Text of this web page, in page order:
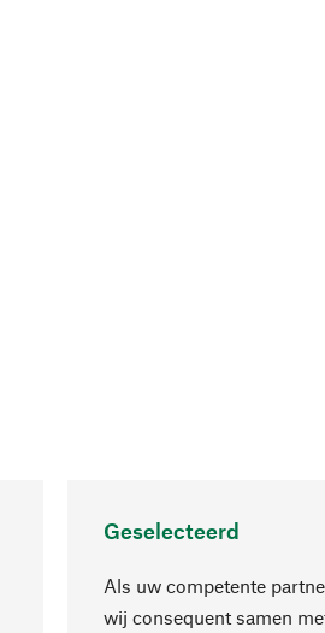
Geselecteerd
Als uw competente
wij consequent samen